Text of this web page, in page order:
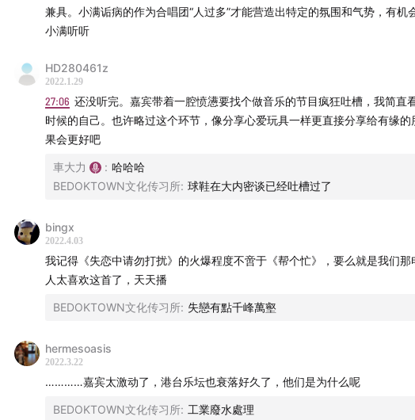
兼具。小满诟病的作为合唱团“人过多”才能营造出特定的氛围和气势，有机
小满听听
HD280461z
2022.1.29
27:06 还没听完。嘉宾带着一腔愤懑要找个做音乐的节目疯狂吐槽，我简直
时候的自己。也许略过这个环节，像分享心爱玩具一样更直接分享给有缘的
果会更好吧
車大力 : 哈哈哈
BEDOKTOWN文化传习所: 球鞋在大内密谈已经吐槽过了
bingx
2022.4.03
我记得《失恋中请勿打扰》的火爆程度不啻于《帮个忙》，要么就是我们那
人太喜欢这首了，天天播
BEDOKTOWN文化传习所: 失戀有點千峰萬壑
hermesoasis
2022.3.22
…………嘉宾太激动了，港台乐坛也衰落好久了，他们是为什么呢
BEDOKTOWN文化传习所: 工業廢水處理